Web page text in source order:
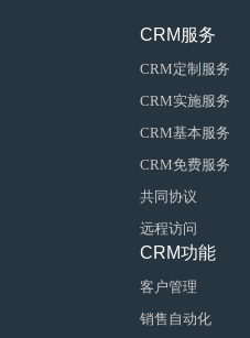
CRM服务
CRM定制服务
CRM实施服务
CRM基本服务
CRM免费服务
共同协议
远程访问
CRM功能
客户管理
销售自动化